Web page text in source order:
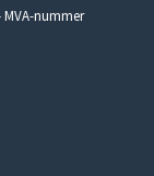
MVA-nummer